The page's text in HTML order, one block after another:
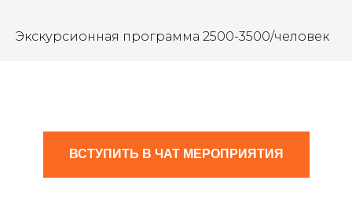
Экскурсионная программа 2500-3500/человек
ВСТУПИТЬ В ЧАТ МЕРОПРИЯТИЯ